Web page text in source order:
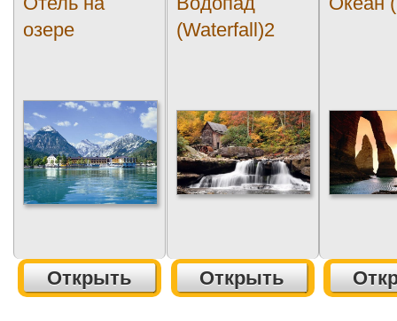
озере
Открыть
(Waterfall)2
Открыть